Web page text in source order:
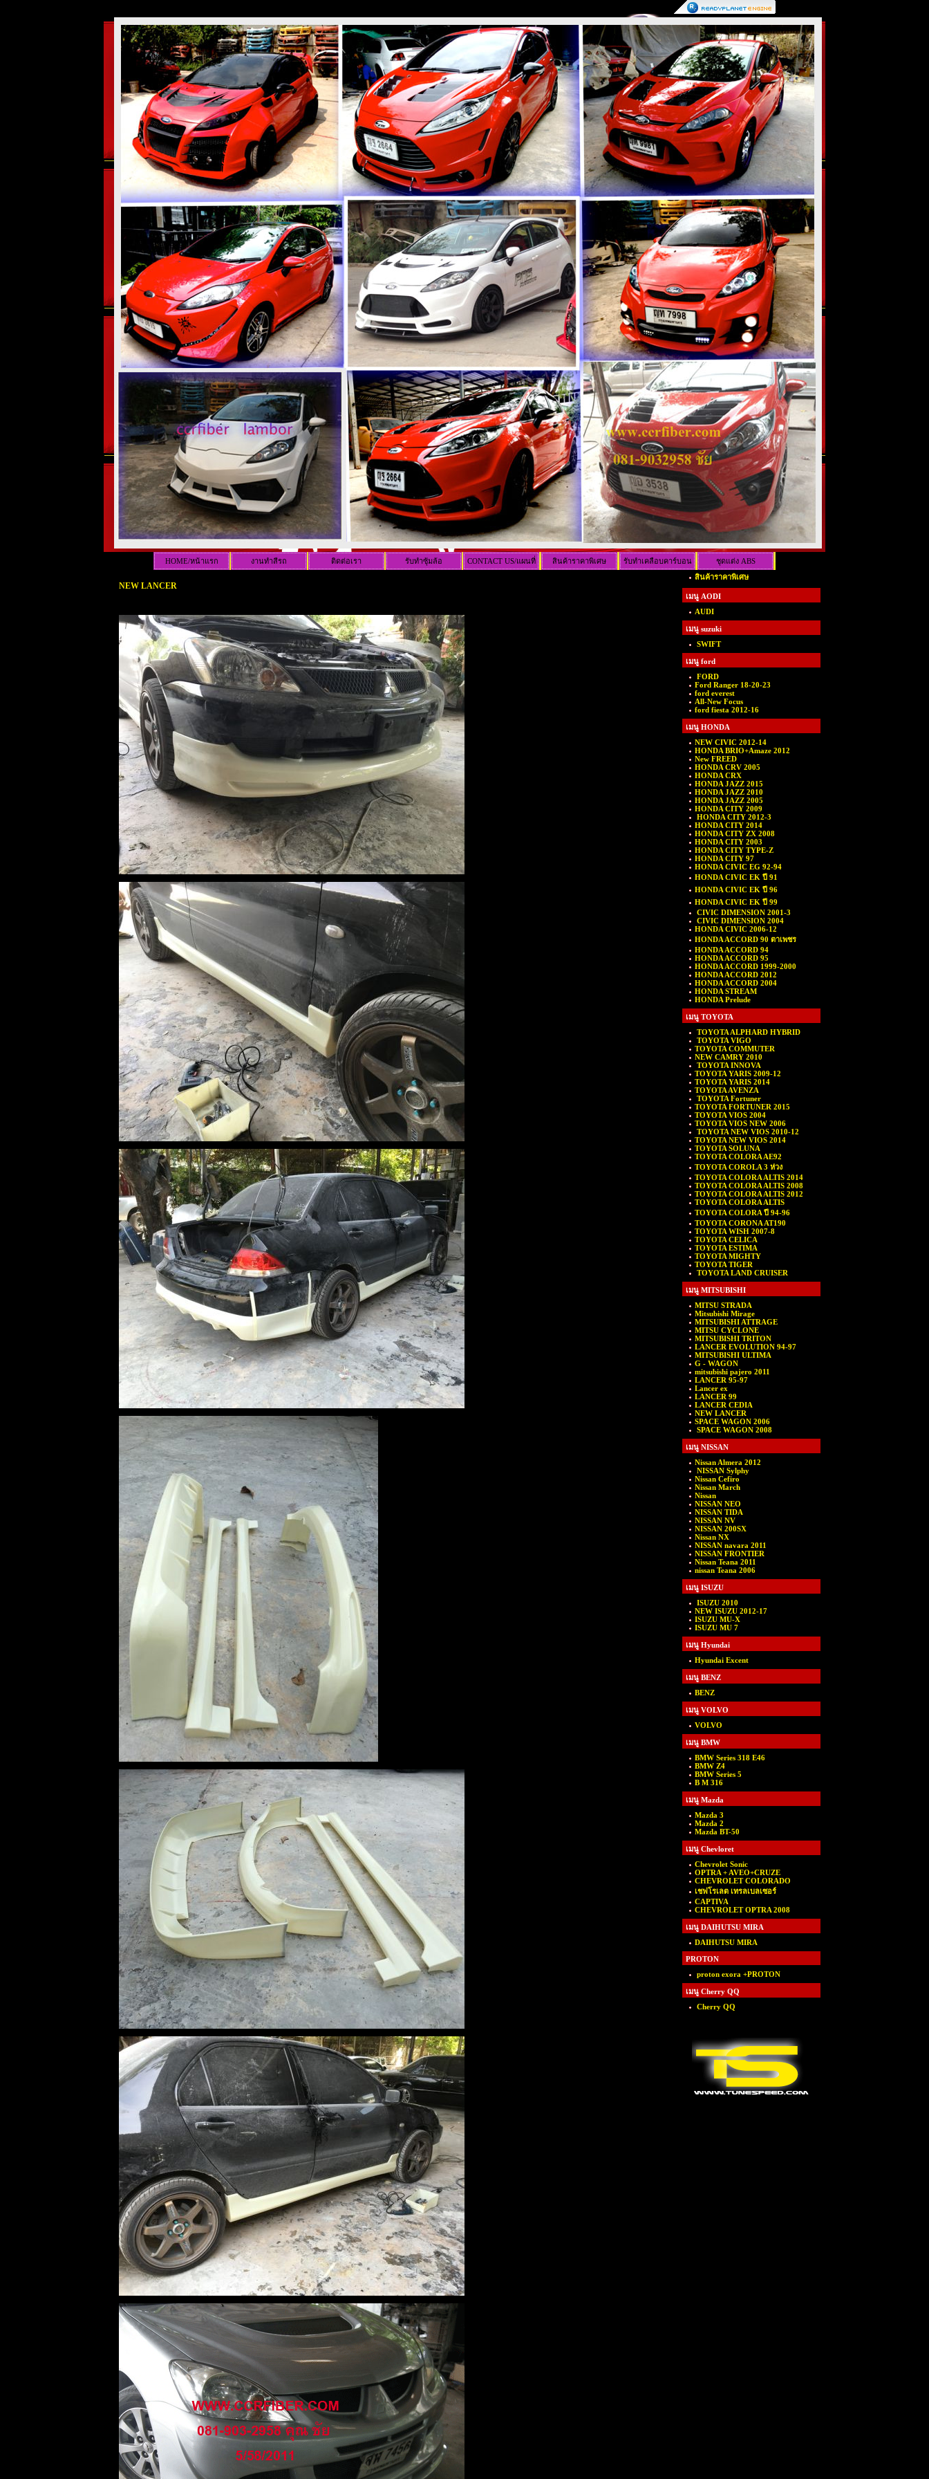
HOME/หน้าแรก งานทำสีรถ ติดต่อเรา รับทำซุ้มล้อ CONTACT US/แผนที่ สินค้าราคาพิเศษ รับทำเคลือบคาร์บอน ชุดแต่ง ABS
NEW LANCER
สินค้าราคาพิเศษ
เมนู AODI
AUDI
เมนู suzuki
SWIFT
เมนู ford
FORD
Ford Ranger 18-20-23
ford everest
All-New Focus
ford fiesta 2012-16
เมนู HONDA
NEW CIVIC 2012-14
HONDA BRIO+Amaze 2012
New FREED
HONDA CRV 2005
HONDA CRX
HONDA JAZZ 2015
HONDA JAZZ 2010
HONDA JAZZ 2005
HONDA CITY 2009
HONDA CITY 2012-3
HONDA CITY 2014
HONDA CITY ZX 2008
HONDA CITY 2003
HONDA CITY TYPE-Z
HONDA CITY 97
HONDA CIVIC EG 92-94
HONDA CIVIC EK ปี 91
HONDA CIVIC EK ปี 96
HONDA CIVIC EK ปี 99
CIVIC DIMENSION 2001-3
CIVIC DIMENSION 2004
HONDA CIVIC 2006-12
HONDA ACCORD 90 ตาเพชร
HONDA ACCORD 94
HONDA ACCORD 95
HONDA ACCORD 1999-2000
HONDA ACCORD 2012
HONDA ACCORD 2004
HONDA STREAM
HONDA Prelude
เมนู TOYOTA
TOYOTA ALPHARD HYBRID
TOYOTA VIGO
TOYOTA COMMUTER
NEW CAMRY 2010
TOYOTA INNOVA
TOYOTA YARIS 2009-12
TOYOTA YARIS 2014
TOYOTA AVENZA
TOYOTA Fortuner
TOYOTA FORTUNER 2015
TOYOTA VIOS 2004
TOYOTA VIOS NEW 2006
TOYOTA NEW VIOS 2010-12
TOYOTA NEW VIOS 2014
TOYOTA SOLUNA
TOYOTA COLORA AE92
TOYOTA COROLA 3 ห่วง
TOYOTA COLORA ALTIS 2014
TOYOTA COLORA ALTIS 2008
TOYOTA COLORA ALTIS 2012
TOYOTA COLORA ALTIS
TOYOTA COLORA ปี 94-96
TOYOTA CORONA AT190
TOYOTA WISH 2007-8
TOYOTA CELICA
TOYOTA ESTIMA
TOYOTA MIGHTY
TOYOTA TIGER
TOYOTA LAND CRUISER
เมนู MITSUBISHI
MITSU STRADA
Mitsubishi Mirage
MITSUBISHI ATTRAGE
MITSU CYCLONE
MITSUBISHI TRITON
LANCER EVOLUTION 94-97
MITSUBISHI ULTIMA
G - WAGON
mitsubishi pajero 2011
LANCER 95-97
Lancer ex
LANCER 99
LANCER CEDIA
NEW LANCER
SPACE WAGON 2006
SPACE WAGON 2008
เมนู NISSAN
Nissan Almera 2012
NISSAN Sylphy
Nissan Cefiro
Nissan March
Nissan
NISSAN NEO
NISSAN TIDA
NISSAN NV
NISSAN 200SX
Nissan NX
NISSAN navara 2011
NISSAN FRONTIER
Nissan Teana 2011
nissan Teana 2006
เมนู ISUZU
ISUZU 2010
NEW ISUZU 2012-17
ISUZU MU-X
ISUZU MU 7
เมนู Hyundai
Hyundai Excent
เมนู BENZ
BENZ
เมนู VOLVO
VOLVO
เมนู BMW
BMW Series 318 E46
BMW Z4
BMW Series 5
B M 316
เมนู Mazda
Mazda 3
Mazda 2
Mazda BT-50
เมนู Chevloret
Chevrolet Sonic
OPTRA + AVEO+CRUZE
CHEVROLET COLORADO
เชฟโรเลต เทรลเบลเซอร์
CAPTIVA
CHEVROLET OPTRA 2008
เมนู DAIHUTSU MIRA
DAIHUTSU MIRA
PROTON
proton exora +PROTON
เมนู Cherry QQ
Cherry QQ